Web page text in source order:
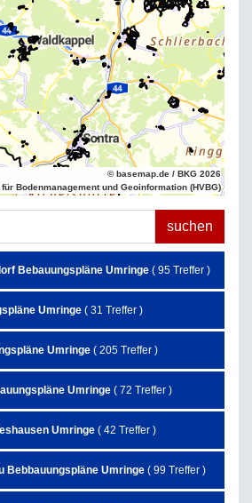
© basemap.de / BKG 2026
Bodenmanagement und Geoinformation (HVBG)
Bebauungspläne Umringe ( 95 Treffer )
Umringe ( 31 Treffer )
Umringe ( 205 Treffer )
Umringe ( 72 Treffer )
Umringe ( 42 Treffer )
Bebbauungspläne Umringe ( 99 Treffer )